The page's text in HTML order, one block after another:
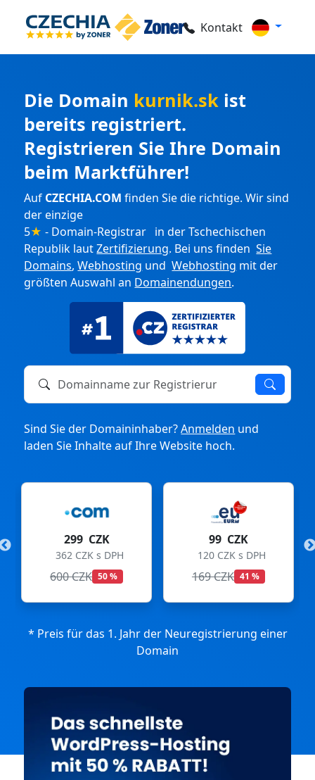
Kontakt
Die Domain kurnik.sk ist
bereits registriert.
Registrieren Sie Ihre Domain
beim Marktführer!
Auf CZECHIA.COM finden Sie die richtige. Wir sind
der einzige
5★ - Domain-Registrar in der Tschechischen
Republik lautZertifizierung. Bei uns findenSie
Domains,Webhosting undWebhosting mit der
größten Auswahl an Domainendungen.
Domainname zur Registrierung oder zum Transfer
Sind Sie der Domaininhaber?Anmelden und
laden Sie Inhalte auf Ihre Website hoch.
299 CZK
362 CZK s DPH
600 CZK 50 %
99 CZK
120 CZK s DPH
169 CZK 41 %
* Preis für das 1. Jahr der Neuregistrierung einer
Domain